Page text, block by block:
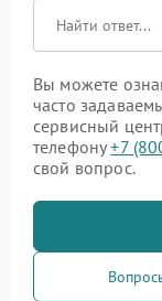
Вы можете
часто
сервисный
телефону+7
свой вопрос.